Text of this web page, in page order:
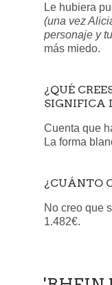
Le hubiera
(una vez
personaje y
más miedo.
¿QUÉ
SIGNIFICA
Cuenta que
La forma
¿CUÁNTO
No creo que
1.482€.